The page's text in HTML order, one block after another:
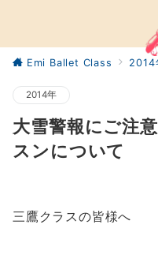
Emi Ballet Class 2014
2014年
大雪警報にご注
スンについて
三鷹クラスの皆様へ